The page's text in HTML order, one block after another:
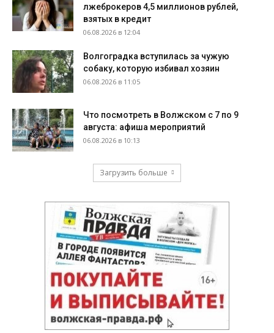
лжеброкеров 4,5 миллионов рублей,
взятых в кредит
06.08.2026 в 12:04
Волгоградка вступилась за чужую
собаку, которую избивал хозяин
06.08.2026 в 11:05
Что посмотреть в Волжском с 7 по 9
августа: афиша мероприятий
06.08.2026 в 10:13
Загрузить больше